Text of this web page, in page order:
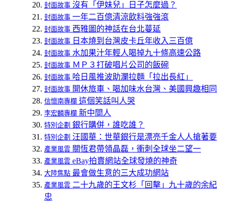
封面故事 沒有「伊妹兒」日子怎麼過？
封面故事 一年二百億清涼飲料強強滾
封面故事 西雅圖的神話在台北蔓延
封面故事 日本燒到台灣皮卡丘年收入三百億
封面故事 水加果汁年輕人喝掉九十條高速公路
封面故事 ＭＰ３打破唱片公司的飯碗
封面故事 哈日風推波助瀾拉麵「拉出長紅」
封面故事 開休旅車、喝加味水台灣、美國興趣相同
信懷南專欄 這個笑話叫人哭
李宏麟專欄 新中間人
特別企劃 銀行購併，誰吃誰？
特別企劃 汪國華：世華銀行是漂亮千金人人搶著要
產業風雲 關恆君帶領晶磊，衝刺全球坐二望一
產業風雲 eBay拍賣網站全球發燒的神奇
大陸焦點 最會做生意的三大成功網站
產業風雲 二十九歲的王文杉「回擊」九十歲的余紀
忠